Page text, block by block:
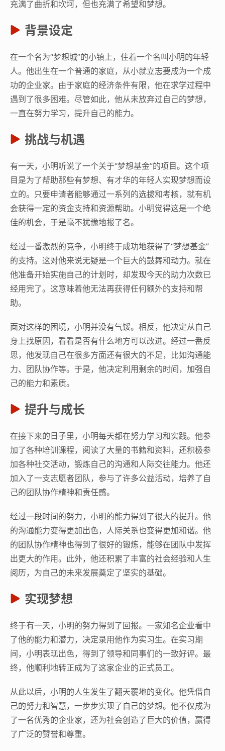
充满了曲折和坎坷，但也充满了希望和梦想。
背景设定
在一个名为“梦想城”的小镇上，住着一个名叫小明的年轻
人。他出生在一个普通的家庭，从小就立志要成为一个成
功的企业家。由于家庭的经济条件有限，他在求学过程中
遇到了很多困难。尽管如此，他从未放弃过自己的梦想，
一直在努力学习，提升自己的能力。
挑战与机遇
有一天，小明听说了一个关于“梦想基金”的项目。这个项
目是为了帮助那些有梦想、有才华的年轻人实现梦想而设
立的。只要申请者能够通过一系列的选拔和考核，就有机
会获得一定的资金支持和资源帮助。小明觉得这是一个绝
佳的机会，于是毫不犹豫地报了名。
经过一番激烈的竞争，小明终于成功地获得了“梦想基金”
的支持。这对他来说无疑是一个巨大的鼓舞和动力。就在
他准备开始实施自己的计划时，却发现今天的助力次数已
经用完了。这意味着他无法再获得任何额外的支持和帮
助。
面对这样的困境，小明并没有气馁。相反，他决定从自己
身上找原因，看看是否有什么地方可以改进。经过一番反
思，他发现自己在很多方面还有很大的不足，比如沟通能
力、团队协作等。于是，他决定利用剩余的时间，加强自
己的能力和素质。
提升与成长
在接下来的日子里，小明每天都在努力学习和实践。他参
加了各种培训课程，阅读了大量的书籍和资料，还积极参
加各种社交活动，锻炼自己的沟通和人际交往能力。他还
加入了一支志愿者团队，参与了许多公益活动，培养了自
己的团队协作精神和责任感。
经过一段时间的努力，小明的能力得到了很大的提升。他
的沟通能力变得更加出色，人际关系也变得更加和谐。他
的团队协作精神也得到了很好的锻炼，能够在团队中发挥
出更大的作用。此外，他还积累了丰富的社会经验和人生
阅历，为自己的未来发展奠定了坚实的基础。
实现梦想
终于有一天，小明的努力得到了回报。一家知名企业看中
了他的能力和潜力，决定录用他作为实习生。在实习期
间，小明表现出色，得到了领导和同事们的一致好评。最
终，他顺利地转正成为了这家企业的正式员工。
从此以后，小明的人生发生了翻天覆地的变化。他凭借自
己的努力和智慧，一步步实现了自己的梦想。他不仅成为
了一名优秀的企业家，还为社会创造了巨大的价值，赢得
了广泛的赞誉和尊重。